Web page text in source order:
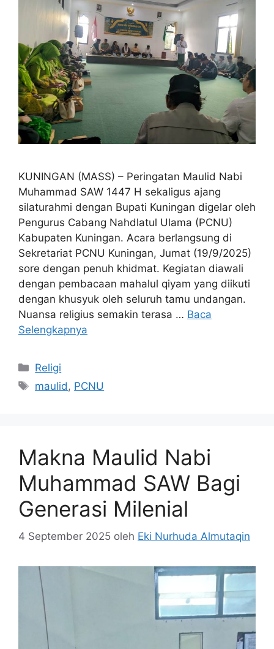
KUNINGAN (MASS) – Peringatan Maulid Nabi
Muhammad SAW 1447 H sekaligus ajang
silaturahmi dengan Bupati Kuningan digelar oleh
Pengurus Cabang Nahdlatul Ulama (PCNU)
Kabupaten Kuningan. Acara berlangsung di
Sekretariat PCNU Kuningan, Jumat (19/9/2025)
sore dengan penuh khidmat. Kegiatan diawali
dengan pembacaan mahalul qiyam yang diikuti
dengan khusyuk oleh seluruh tamu undangan.
Nuansa religius semakin terasa … Baca
Selengkapnya
Kategori
Religi
Tag
maulid, PCNU
Makna Maulid Nabi
Muhammad SAW Bagi
Generasi Milenial
4 September 2025 oleh Eki Nurhuda Almutaqin